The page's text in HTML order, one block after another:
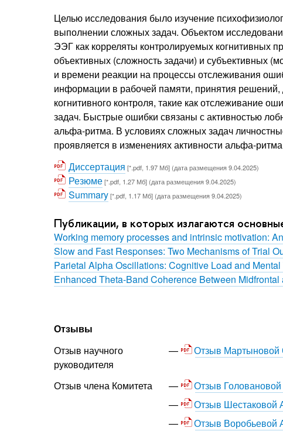
Целью исследования было изучение
выполнении сложных задач. Объектом
ЭЭГ как корреляты контролируемых когнитивных
объективных (сложность задачи) и субъективных
и времени реакции на процессы отслеживания
информации в рабочей памяти, принятия
когнитивного контроля, такие как отслеживание
задач. Быстрые ошибки связаны с активностью
альфа-ритма. В условиях сложных задач
проявляется в изменениях активности альфа-
Диссертация [*.pdf, 1.97 Мб] (дата размещения 9.04.2025)
Резюме[*.pdf, 1.27 Мб] (дата размещения 9.04.2025)
Summary[*.pdf, 1.17 Мб] (дата размещения 9.04.2025)
Публикации, в которых излагаются
Working memory processes and intrinsic motivation:
Slow and Fast Responses: Two Mechanisms of Trial
Parietal Alpha Oscillations: Cognitive Load and
Enhanced Theta-Band Coherence Between
Отзывы
Отзыв научного
руководителя
Отзыв Мартыновой
Отзыв члена Комитета Отзыв
Отзыв Шестаковой
Отзыв Воробьевой